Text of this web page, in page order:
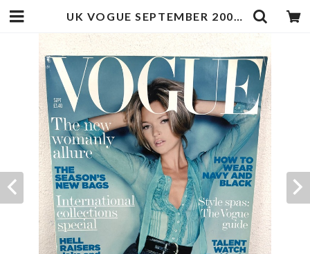
UK VOGUE SEPTEMBER 2005 ケイトモス表紙 | zbooks